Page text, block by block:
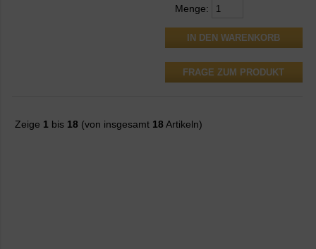
Menge:
FRAGE ZUM PRODUKT
Zeige 1 bis 18 (von insgesamt 18 Artikeln)